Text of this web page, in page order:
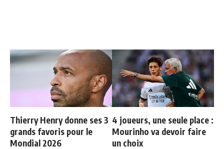
Thierry Henry donne ses 3
grands favoris pour le
Mondial 2026
4 joueurs, une seule place :
Mourinho va devoir faire
un choix